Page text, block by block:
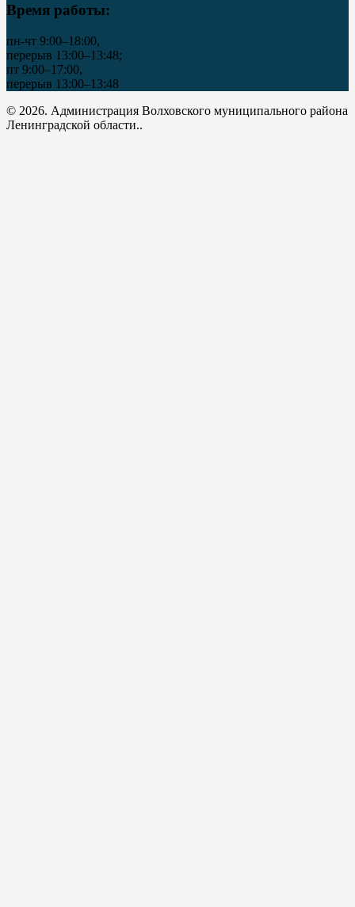
Время работы:
пн-чт 9:00–18:00,
перерыв 13:00–13:48;
пт 9:00–17:00,
перерыв 13:00–13:48
© 2026. Администрация Волховского муниципального района
Ленинградской области..